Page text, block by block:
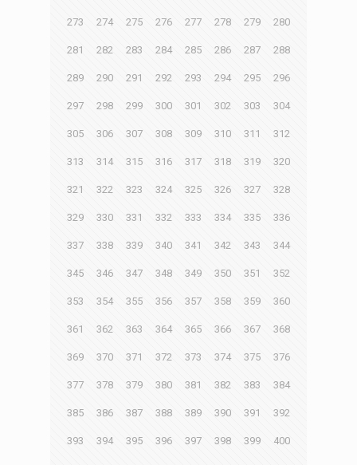
273 274 275 276 277 278 279 280
281 282 283 284 285 286 287 288
289 290 291 292 293 294 295 296
297 298 299 300 301 302 303 304
305 306 307 308 309 310 311 312
313 314 315 316 317 318 319 320
321 322 323 324 325 326 327 328
329 330 331 332 333 334 335 336
337 338 339 340 341 342 343 344
345 346 347 348 349 350 351 352
353 354 355 356 357 358 359 360
361 362 363 364 365 366 367 368
369 370 371 372 373 374 375 376
377 378 379 380 381 382 383 384
385 386 387 388 389 390 391 392
393 394 395 396 397 398 399 400